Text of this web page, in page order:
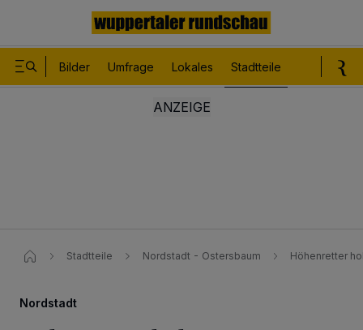
Bilder Umfrage Lokales Stadtteile
Stadtteile Nordstadt - Ostersbaum Höhenretter
Nordstadt